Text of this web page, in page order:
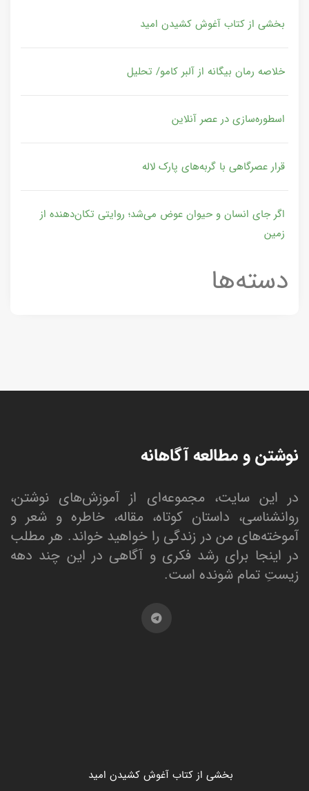
بخشی از کتاب آغوش کشیدن امید
خلاصه رمان بیگانه از آلبر کامو/ تحلیل
اسطوره‌سازی در عصر آنلاین
قرار عصرگاهی با گربه‌های پارک لاله
اگر جای انسان و حیوان عوض می‌شد؛ روایتی تکان‌دهنده از
زمین
دسته‌ها
نوشتن و مطالعه آگاهانه
در این سایت، مجموعه‌ای از آموزش‌های نوشتن،
روانشناسی، داستان کوتاه، مقاله، خاطره و شعر و
آموخته‌های من در زندگی را خواهید خواند. هر مطلب
در اینجا برای رشد فکری و آگاهی در این چند دهه
زیستِ تمام شونده است.
بخشی از کتاب آغوش کشیدن امید